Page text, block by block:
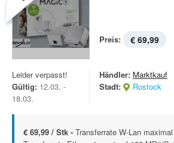
Preis: € 69,99
Leider verpasst!
Gültig: 12.03. -
18.03.
Händler: Marktkauf
Stadt:
Rostock
€ 69,99 / Stk - Transferrate W-Lan maximal